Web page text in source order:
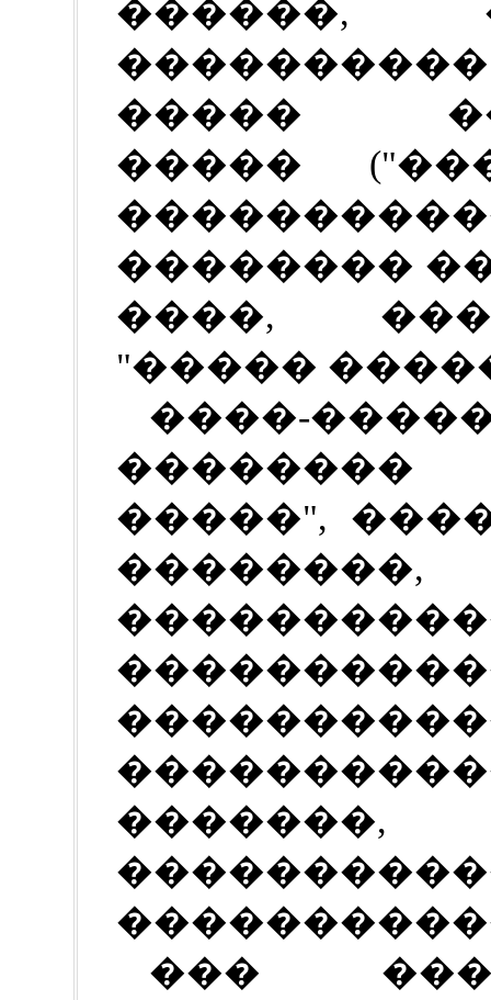
������,
�����
�����
��������
����,
"�����
����-
�����",
�������,
���